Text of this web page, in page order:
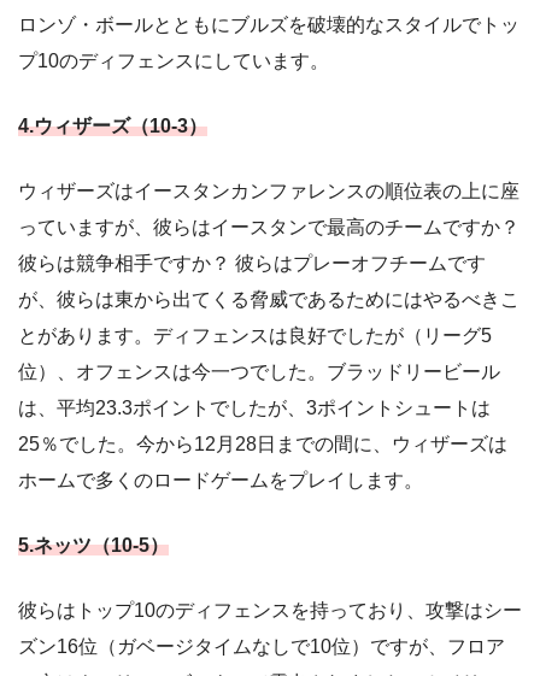
ロンゾ・ボールとともにブルズを破壊的なスタイルでトッ
プ10のディフェンスにしています。
4.ウィザーズ（10-3）
ウィザーズはイースタンカンファレンスの順位表の上に座
っていますが、彼らはイースタンで最高のチームですか？
彼らは競争相手ですか？ 彼らはプレーオフチームです
が、彼らは東から出てくる脅威であるためにはやるべきこ
とがあります。ディフェンスは良好でしたが（リーグ5
位）、オフェンスは今一つでした。ブラッドリービール
は、平均23.3ポイントでしたが、3ポイントシュートは
25％でした。今から12月28日までの間に、ウィザーズは
ホームで多くのロードゲームをプレイします。
5.ネッツ（10-5）
彼らはトップ10のディフェンスを持っており、攻撃はシー
ズン16位（ガベージタイムなしで10位）ですが、フロア